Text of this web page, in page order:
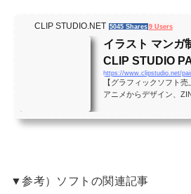
CLIP STUDIO.NET 5045 Shares 9 Users
イラスト マンガ
CLIP STUDIO
タジオペイント
https://www.clipstudio.net/
【グラフィックソフト
アニメからデザイン、
試せます！
▼参考）ソフトの関連記事